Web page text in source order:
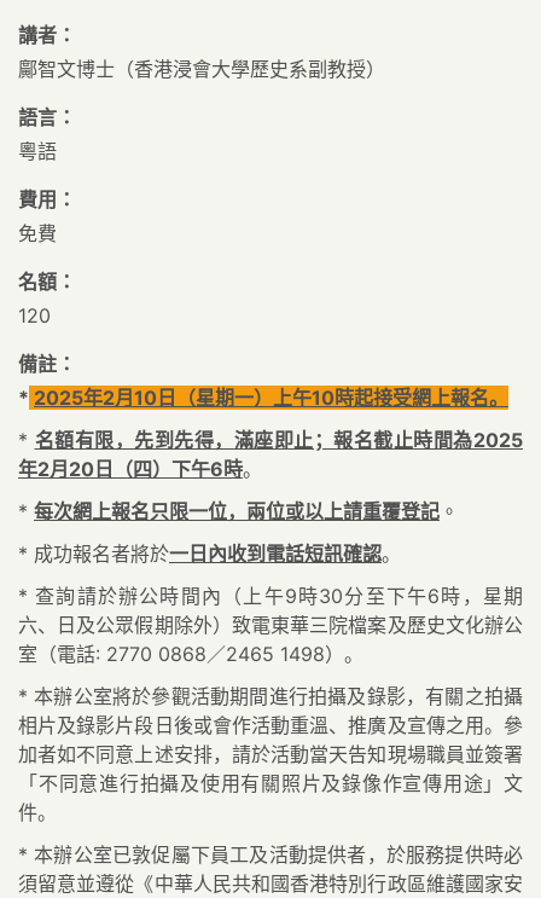
講者：
鄺智文博士（香港浸會大學歷史系副教授）
語言：
粵語
費用：
免費
名額：
120
備註：
* 2025年2月10日（星期一）上午10時起接受網上報名。
* 名額有限，先到先得，滿座即止；報名截止時間為2025
年2月20日（四）下午6時。
* 每次網上報名只限一位，兩位或以上請重覆登記 。
* 成功報名者將於一日內收到電話短訊確認。
*查詢請於辦公時間內（上午9時30分至下午6時，星期
六、日及公眾假期除外）致電東華三院檔案及歷史文化辦公
室（電話: 2770 0868／2465 1498） 。
*本辦公室將於參觀活動期間進行拍攝及錄影，有關之拍攝
相片及錄影片段日後或會作活動重溫、推廣及宣傳之用。參
加者如不同意上述安排，請於活動當天告知現場職員並簽署
「不同意進行拍攝及使用有關照片及錄像作宣傳用途」文
件。
*本辦公室已敦促屬下員工及活動提供者，於服務提供時必
須留意並遵從《中華人民共和國香港特別行政區維護國家安